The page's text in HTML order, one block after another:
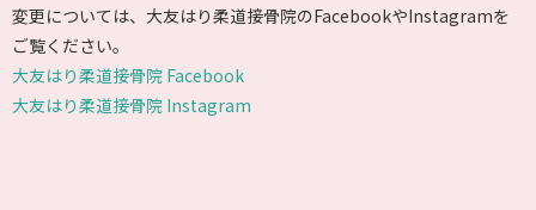
変更については、大友はり柔道接骨院のFacebookやInstagramを
ご覧ください。
大友はり柔道接骨院 Facebook
大友はり柔道接骨院 Instagram